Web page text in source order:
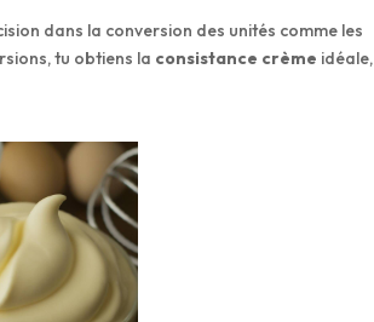
dans la conversion des unités comme les
tu obtiens la consistance crème idéale,